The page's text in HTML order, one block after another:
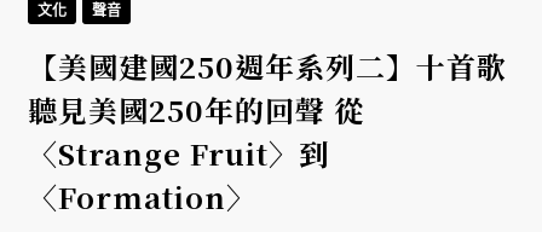
文化 聲音
【美國建國250週年系列二】十首歌
聽見美國250年的回聲 從
〈Strange Fruit〉到
〈Formation〉